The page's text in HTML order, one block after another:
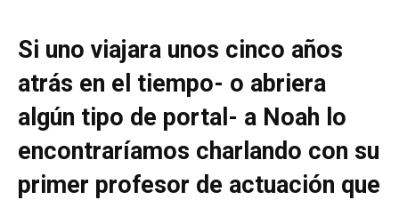
Si uno viajara unos cinco años
atrás en el tiempo- o abriera
algún tipo de portal- a Noah lo
encontraríamos charlando con su
primer profesor de actuación que